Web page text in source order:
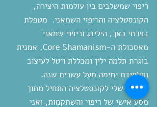
ריפוי שמשלבים בין עולמות היצירה,
הקונסטלציה והריפוי השמאני. מטפלת
בפרחי באך, הילינג וריפוי שמאני
מאסכולת ה-Core Shamanism, אמנית
בוגרת תלמה ילין ומכללת ויטל לעיצוב
ותלמידת ימימה מעל עשרים שנה.
החיבור שלי לקונסטלציה התחיל מתוך
מסע אישי של ריפוי והשתקמות, ואני